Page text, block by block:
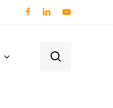
facebooklinkedinyoutube